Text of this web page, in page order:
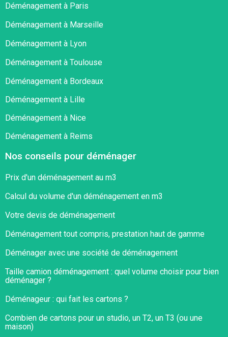
Déménagement à Paris
Déménagement à Marseille
Déménagement à Lyon
Déménagement à Toulouse
Déménagement à Bordeaux
Déménagement à Lille
Déménagement à Nice
Déménagement à Reims
Nos conseils pour déménager
Prix d'un déménagement au m3
Calcul du volume d'un déménagement en m3
Votre devis de déménagement
Déménagement tout compris, prestation haut de gamme
Déménager avec une société de déménagement
Taille camion déménagement : quel volume choisir pour bien
déménager ?​
Déménageur : qui fait les cartons ?​
Combien de cartons pour un studio, un T2, un T3 (ou une
maison)​